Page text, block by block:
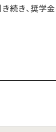
続き、奨学